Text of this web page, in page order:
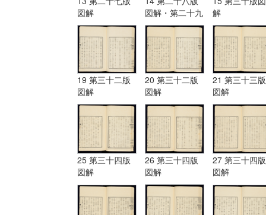
図解
図解・第二十九
版図解
解
19 第三十二版
図解
20 第三十二版
図解
21 第三十三版
図解
25 第三十四版
図解
26 第三十四版
図解
27 第三十四版
図解